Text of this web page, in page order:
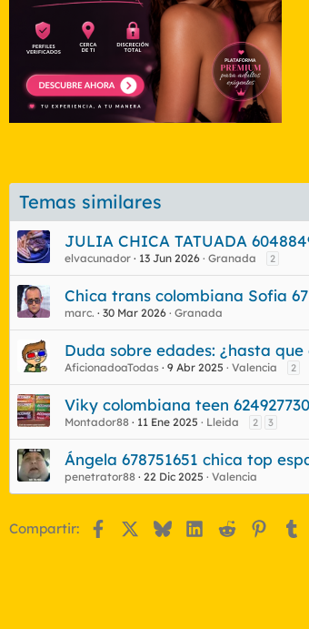
:
Temas similares
JULIA CHICA TATUADA
elvacunador 13 Jun 2026 Granada 2
Chica trans colombiana Sofia
marc. 30 Mar 2026 Granada
Duda sobre edades: ¿hasta
AficionadoaTodas 9 Abr 2025 Valencia 2
Viky colombiana teen 624927730
Montador88 11 Ene 2025 Lleida 2 3
Ángela 678751651 chica top
penetrator88 22 Dic 2025 Valencia
Compartir: FacebookBlueskyLinkedIn
Reddit